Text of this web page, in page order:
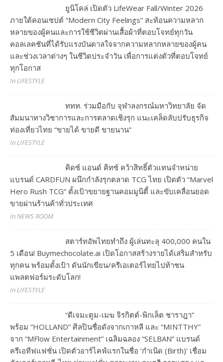
ยูนิโคล่ เปิดตัว LifeWear Fall/Winter 2026
ภายใต้คอนเซปต์ “Modern City Feelings” สะท้อนความหลาก
หลายของผู้คนและการใช้ชีวิตผ่านเสื้อผ้าที่ตอบโจทย์ทุกวัน
คอลเลคชันที่ได้รับแรงบันดาลใจจากความหลากหลายของผู้คน
และช่วงเวลาต่างๆ ในชีวิตประจำวัน เพื่อการแต่งตัวที่ตอบโจทย์
ทุกโอกาส
In LIFESTYLE
ททท. ร่วมมือกับ จุฬาลงกรณ์มหาวิทยาลัย จัด
สัมมนาทางวิชาการและการตลาดเชิงรุก แนะเคล็ดลับปรับธุรกิจ
ท่องเที่ยวไทย “ขายได้ ขายดี ขายนาน”
In LIFESTYLE
คิดซ์ แอนด์ คิทซ์ คว้าสิทธิ์ตัวแทนจำหน่าย
แบรนด์ CARDFUN ผนึกกำลังรุกตลาด TCG ไทย เปิดตัว “Marvel
Hero Rush TCG” ตั้งเป้าขยายฐานคอมมูนิตี้ และขับเคลื่อนยอด
ขายผ่านร้านค้าทั่วประเทศ
In NEWS ROOM
สตาร์ทอัพไทยทำถึง ผู้เล่นทะลุ 400,000 คนใน
5 เดือน! Buymechocolate.ai เปิดโอกาสสร้างรายได้เสริมสำหรับ
ทุกคน พร้อมตั้งเป้า ดันนักเขียน/ครีเอเตอร์ไทยไปท้าชน
แพลตฟอร์มระดับโลก!
In LIFESTYLE
“ดีเจมะตูม-เมฆ จิรกิตต์-พิกเล็ต ชาราฎา”
พร้อม “HOLLAND” ศิลปินชื่อดังจากเกาหลี และ “MINTTHY”
จาก “MFlow Entertainment” เฉลิมฉลอง “SELBAN” แบรนด์
ครีเอทีฟแฟชั่น เปิดตัวอาร์ไคฟ์แรกในชื่อ ‘กำเนิด (Birth)’ เชื่อม